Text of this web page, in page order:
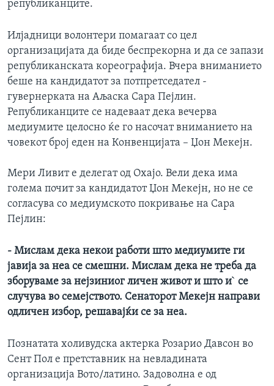
ИНТЕРВЈУА
републиканците.
Илјадници волонтери помагаат со цел
организацијата да биде беспрекорнa и да се запази
републиканската кореографија. Вчера вниманието
беше на кандидатот за потпретседател -
гувернерката на Аљаска Сара Пејлин.
Републиканците се надеваат дека вечерва
медиумите целосно ќе го насочат вниманието на
човекот број еден на Конвенцијата – Џон Мекејн.
Мери Ливит е делегат од Охајо. Вели дека има
голема почит за кандидатот Џон Мекејн, но не се
согласува со медиумското покривање на Сара
Пејлин:
- Мислам дека некои работи што медиумите ги
јавија за неа се смешни. Мислам дека не треба да
зборуваме за нејзиниог личен живот и што и` се
случува во семејството. Сенаторот Мекејн направи
одличен избор, решавајќи се за неа.
Познатата холивудска актерка Розарио Давсон во
Сент Пол е претставник на невладината
организација Вото/латино. Задоволна е од